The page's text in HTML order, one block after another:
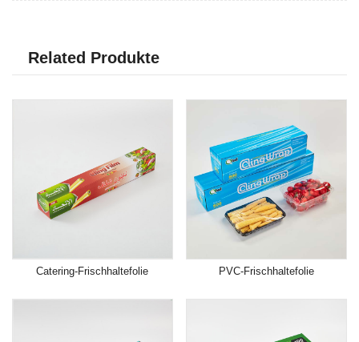
Related Produkte
Catering-Frischhaltefolie PVC-Frischhaltefolie